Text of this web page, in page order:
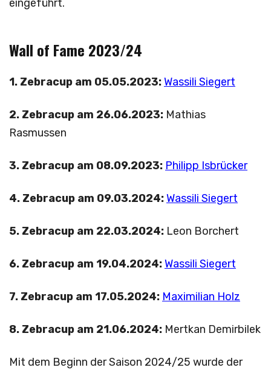
eingeführt.
Wall of Fame 2023/24
1. Zebracup am 05.05.2023:Wassili Siegert
2. Zebracup am 26.06.2023: Mathias
Rasmussen
3. Zebracup am 08.09.2023: Philipp Isbrücker
4. Zebracup am 09.03.2024:Wassili Siegert
5. Zebracup am 22.03.2024: Leon Borchert
6. Zebracup am 19.04.2024:Wassili Siegert
7. Zebracup am 17.05.2024: Maximilian Holz
8. Zebracup am 21.06.2024: Mertkan Demirbilek
Mit dem Beginn der Saison 2024/25 wurde der